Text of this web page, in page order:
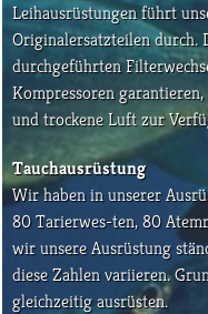
Leihausrüstungen führt
Originalersatzteilen durch.
durchgeführten
Kompressoren
und trockene Luft zur
Tauchausrüstung
Wir haben in unserer
80 Tarierwes-ten, 80
wir unsere Ausrüstung
diese Zahlen variieren.
gleichzeitig ausrüsten.